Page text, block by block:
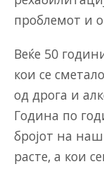
проблемот и
Веќе 50
кои се
од дрога и
Година по
бројот на
расте, а кои